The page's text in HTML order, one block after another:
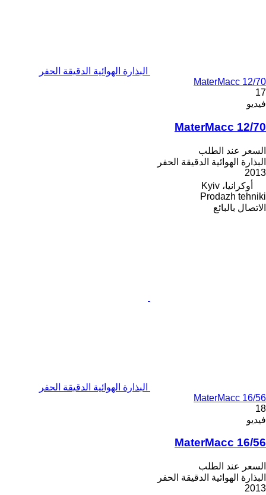
البذارة الهوائية الدقيقة الحفر
MaterMacc 12/70
17
فيديو
MaterMacc 12/70
السعر عند الطلب
البذارة الهوائية الدقيقة الحفر
2013
أوكرانيا، Kyiv
Prodazh tehniki
الاتصال بالبائع
البذارة الهوائية الدقيقة الحفر
MaterMacc 16/56
18
فيديو
MaterMacc 16/56
السعر عند الطلب
البذارة الهوائية الدقيقة الحفر
2013